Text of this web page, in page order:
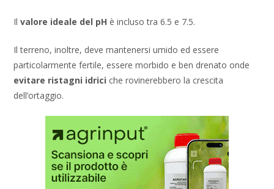
Ilvalore ideale del pH è incluso tra 6.5 e 7.5.
Il terreno, inoltre, deve mantenersi umido ed essere
particolarmente fertile, essere morbido e ben drenato onde
evitare ristagni idrici che rovinerebbero la crescita
dell’ortaggio.